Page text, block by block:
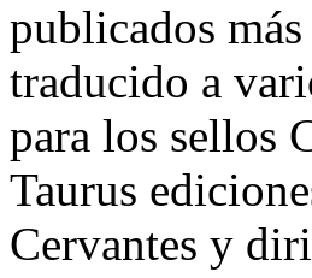
publicados
traducido a
para los sellos
Taurus
Cervantes y